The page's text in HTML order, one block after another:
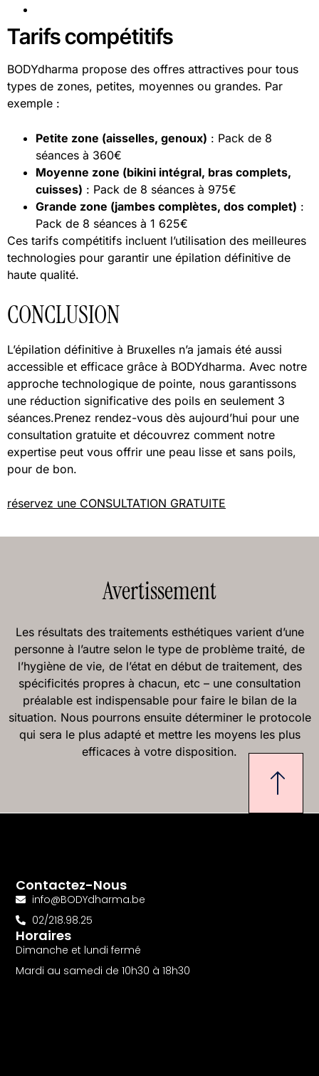
Tarifs compétitifs
BODYdharma propose des offres attractives pour tous
types de zones, petites, moyennes ou grandes. Par
exemple :
Petite zone (aisselles, genoux) : Pack de 8
séances à 360€
Moyenne zone (bikini intégral, bras complets,
cuisses) : Pack de 8 séances à 975€
Grande zone (jambes complètes, dos complet) :
Pack de 8 séances à 1 625€
Ces tarifs compétitifs incluent l’utilisation des meilleures
technologies pour garantir une épilation définitive de
haute qualité.
CONCLUSION
L’épilation définitive à Bruxelles n’a jamais été aussi
accessible et efficace grâce à BODYdharma. Avec notre
approche technologique de pointe, nous garantissons
une réduction significative des poils en seulement 3
séances.Prenez rendez-vous dès aujourd’hui pour une
consultation gratuite et découvrez comment notre
expertise peut vous offrir une peau lisse et sans poils,
pour de bon.
réservez une CONSULTATION GRATUITE
Avertissement
Les résultats des traitements esthétiques varient d’une
personne à l’autre selon le type de problème traité, de
l’hygiène de vie, de l’état en début de traitement, des
spécificités propres à chacun, etc – une consultation
préalable est indispensable pour faire le bilan de la
situation. Nous pourrons ensuite déterminer le protocole
qui sera le plus adapté et mettre les moyens les plus
efficaces à votre disposition.
Contactez-Nous
info@BODYdharma.be
02/218.98.25
Horaires
Dimanche et lundi fermé
Mardi au samedi de 10h30 à 18h30